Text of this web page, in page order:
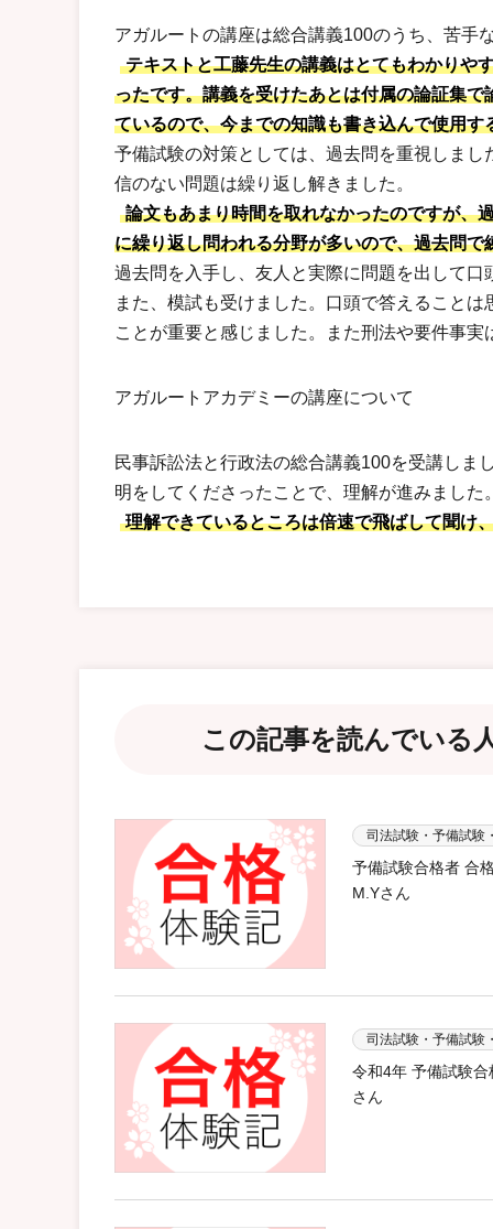
アガルートの講座は総合講義100のうち、苦手
テキストと工藤先生の講義はとてもわかりや
ったです。講義を受けたあとは付属の論証集
ているので、今までの知識も書き込んで使用す
予備試験の対策としては、過去問を重視しま
信のない問題は繰り返し解きました。
論文もあまり時間を取れなかったのですが、
に繰り返し問われる分野が多いので、過去問
過去問を入手し、友人と実際に問題を出して口
また、模試も受けました。口頭で答えること
ことが重要と感じました。また刑法や要件事
アガルートアカデミーの講座について
民事訴訟法と行政法の総合講義100を受講しま
明をしてくださったことで、理解が進みました
理解できているところは倍速で飛ばして聞け
この記事を読んでいる
司法試験・予備試
予備試験合格者 合
M.Yさん
司法試験・予備試
令和4年 予備試験
さん